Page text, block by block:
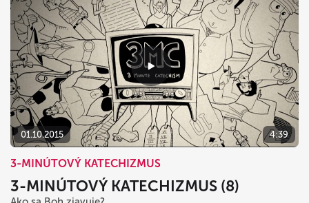
01.10.2015 4:39
3-MINÚTOVÝ KATECHIZMUS
3-MINÚTOVÝ KATECHIZMUS (8)